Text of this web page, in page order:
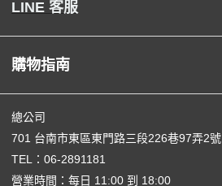
LINE 客服
購物指南
總公司
701 台南市東區東門路三段226巷97弄2號
TEL： 06-2891181
營業時間：每日 11:00 到 18:00